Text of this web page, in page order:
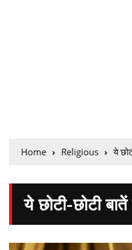
Home Religious ये
ये छोटी-छोटी